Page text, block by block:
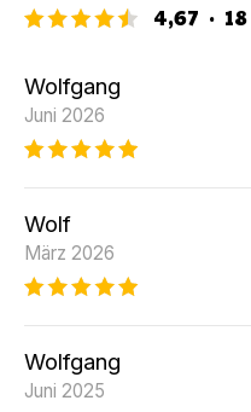
4,67 · 18
Wolfgang
Juni 2026
Wolf
März 2026
Wolfgang
Juni 2025